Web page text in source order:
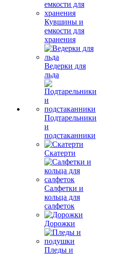
Кувшины и
емкости для
хранения
Ведерки для
льда
Подтарельники
и
подстаканники
Скатерти
Салфетки и
кольца для
салфеток
Дорожки
Пледы и